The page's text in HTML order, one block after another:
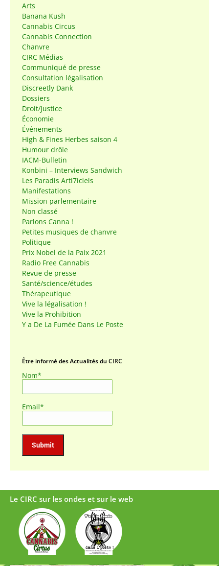
Arts
Banana Kush
Cannabis Circus
Cannabis Connection
Chanvre
CIRC Médias
Communiqué de presse
Consultation légalisation
Discreetly Dank
Dossiers
Droit/Justice
Économie
Événements
High & Fines Herbes saison 4
Humour drôle
IACM-Bulletin
Konbini – Interviews Sandwich
Les Paradis Arti7iciels
Manifestations
Mission parlementaire
Non classé
Parlons Canna !
Petites musiques de chanvre
Politique
Prix Nobel de la Paix 2021
Radio Free Cannabis
Revue de presse
Santé/science/études
Thérapeutique
Vive la légalisation !
Vive la Prohibition
Y a De La Fumée Dans Le Poste
Être informé des Actualités du CIRC
Nom*
Email*
Le CIRC sur les ondes et sur le web